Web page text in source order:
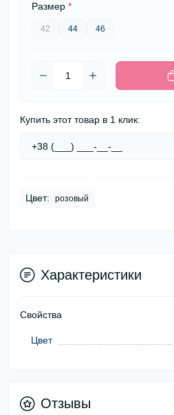
Размер *
42 44 46
Купить этот товар в 1 клик:
Цвет: розовый
Характеристики
Свойства
Цвет
Отзывы